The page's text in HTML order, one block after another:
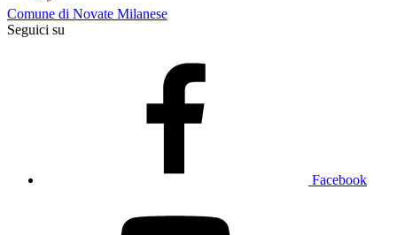
Comune di Novate Milanese
Seguici su
Facebook